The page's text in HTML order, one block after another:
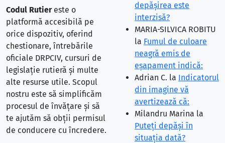
Codul Rutiereste o
platformă accesibilă pe
orice dispozitiv, oferind
chestionare, întrebările
oficiale DRPCIV, cursuri de
legislație rutieră și multe
alte resurse utile. Scopul
nostru este să simplificăm
procesul de învățare și să
te ajutăm să obții permisul
de conducere cu încredere.
depăşirea este
interzisă?
MARIA-SILVICA ROBITU
la Fumul de culoare
neagră emis de
eşapament indică:
Adrian C. la Indicatorul
din imagine vă
avertizează că:
Milandru Marina la
Puteţi depăşi în
situaţia dată?